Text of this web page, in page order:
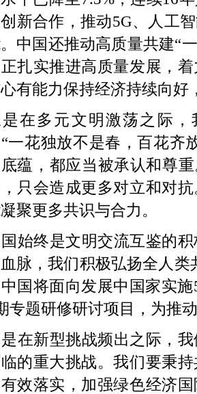
新合作，推动5G、人工
中国还推动高质量共建“
扎实推进高质量发展，
有能力保持经济持续向
是在多元文明激荡之际
一花独放不是春，百花齐
蕴，都应当被承认和尊
只会造成更多对立和对
聚更多共识与合力。
始终是文明交流互鉴的
脉，我们积极弘扬全人
国将面向发展中国家实
专题研修研讨项目，为推
在新型挑战频出之际，
的重大挑战。我们要秉
效落实，加强绿色经济